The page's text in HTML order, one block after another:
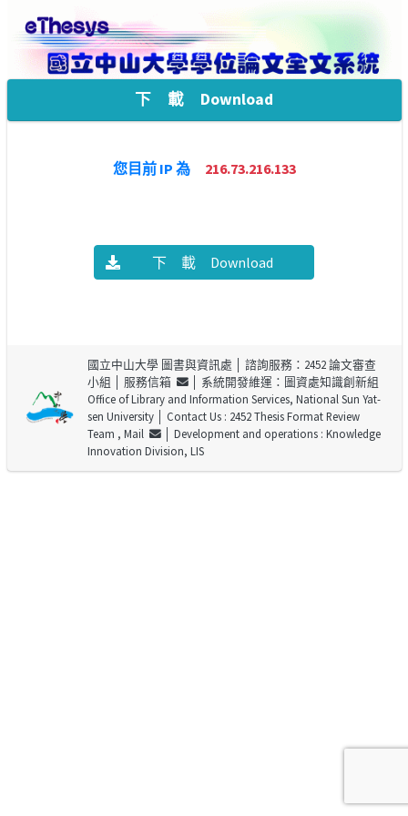
下 載 Download
您目前 IP 為 216.73.216.133
下 載 Download
國立中山大學 圖書與資訊處 │ 諮詢服務：2452 論文審查
小組 │ 服務信箱
│ 系統開發維運：圖資處知識創新組
Office of Library and Information Services, National Sun Yat-
sen University│ Contact Us : 2452 Thesis Format Review
Team , Mail
│ Development and operations : Knowledge
Innovation Division, LIS